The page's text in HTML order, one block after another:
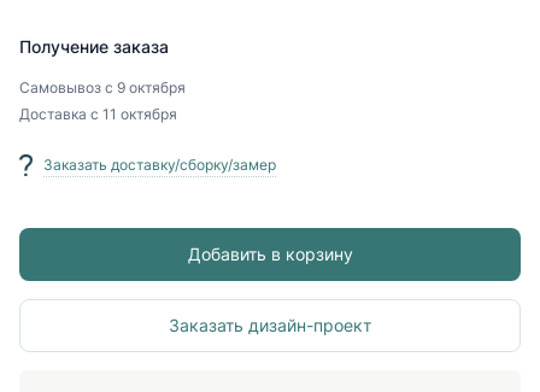
Получение заказа
Самовывоз с 9 октября
Доставка с 11 октября
Заказать доставку/сборку/замер
Добавить в корзину
Заказать дизайн-проект